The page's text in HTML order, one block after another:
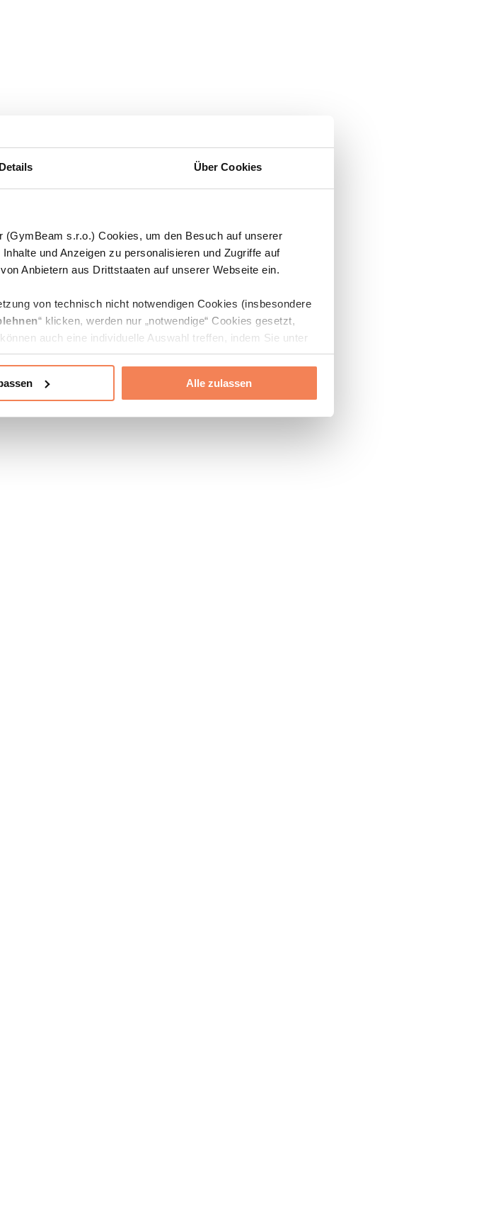
Details Über Cookies
s.r.o.) Cookies, um den Besuch auf unserer
und Anzeigen zu personalisieren und Zugriffe auf
Anbietern aus Drittstaaten auf unserer Webseite ein.
von technisch nicht notwendigen Cookies (insbesondere
“ klicken, werden nur „notwendige“ Cookies gesetzt,
auch eine individuelle Auswahl treffen, indem Sie unter
erlauben“ klicken.
Sie in den Unterpunkten „Details“ und „Über Cookies“
Alle zulassen